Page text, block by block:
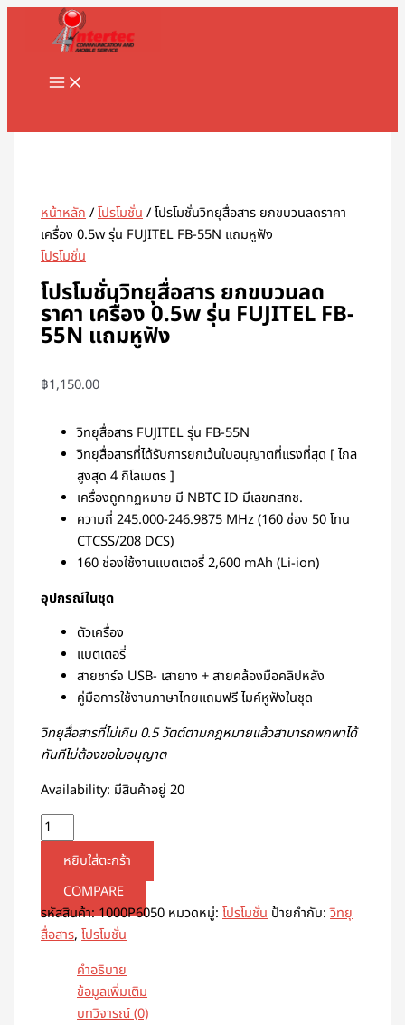
Skip
MAIN
MENU
หน้าหลัก/โปรโมชั่น/ โปรโมชั่นวิทยุสื่อสาร ยกขบวนลดราคา
เครื่อง 0.5w รุ่น FUJITEL FB-55N แถมหูฟัง
โปรโมชั่น
โปรโมชั่นวิทยุสื่อสาร ยกขบวนลด
ราคา เครื่อง 0.5w รุ่น FUJITEL FB-
55N แถมหูฟัง
฿1,150.00
วิทยุสื่อสาร FUJITEL รุ่น FB-55N
วิทยุสื่อสารที่ได้รับการยกเว้นใบอนุญาตที่แรงที่สุด [ ไกล
สูงสุด 4 กิโลเมตร ]
เครื่องถูกกฏหมาย มี NBTC ID มีเลขกสทช.
ความถี่ 245.000-246.9875 MHz (160 ช่อง 50 โทน
CTCSS/208 DCS)
160 ช่องใช้งานแบตเตอรี่ 2,600 mAh (Li-ion)
อุปกรณ์ในชุด
ตัวเครื่อง
แบตเตอรี่
สายชาร์จ USB- เสายาง + สายคล้องมือคลิปหลัง
คู่มือการใช้งานภาษาไทยแถมฟรี ไมค์หูฟังในชุด
วิทยุสื่อสารที่ไม่เกิน 0.5 วัตต์ตามกฎหมายแล้วสามารถพกพาได้
ทันทีไม่ต้องขอใบอนุญาต
Availability: มีสินค้าอยู่ 20
จำนวน
โปร
ลด
ราคา
เครื่อง
รุ่น
FUJITEL
FB-
แถม
หยิบใส่ตะกร้า
COMPARE
รหัสสินค้า:1000P6050 หมวดหมู่:โปรโมชั่น ป้ายกำกับ:วิทยุ
สื่อสาร,โปรโมชั่น
คำอธิบาย
ข้อมูลเพิ่มเติม
บทวิจารณ์ (0)